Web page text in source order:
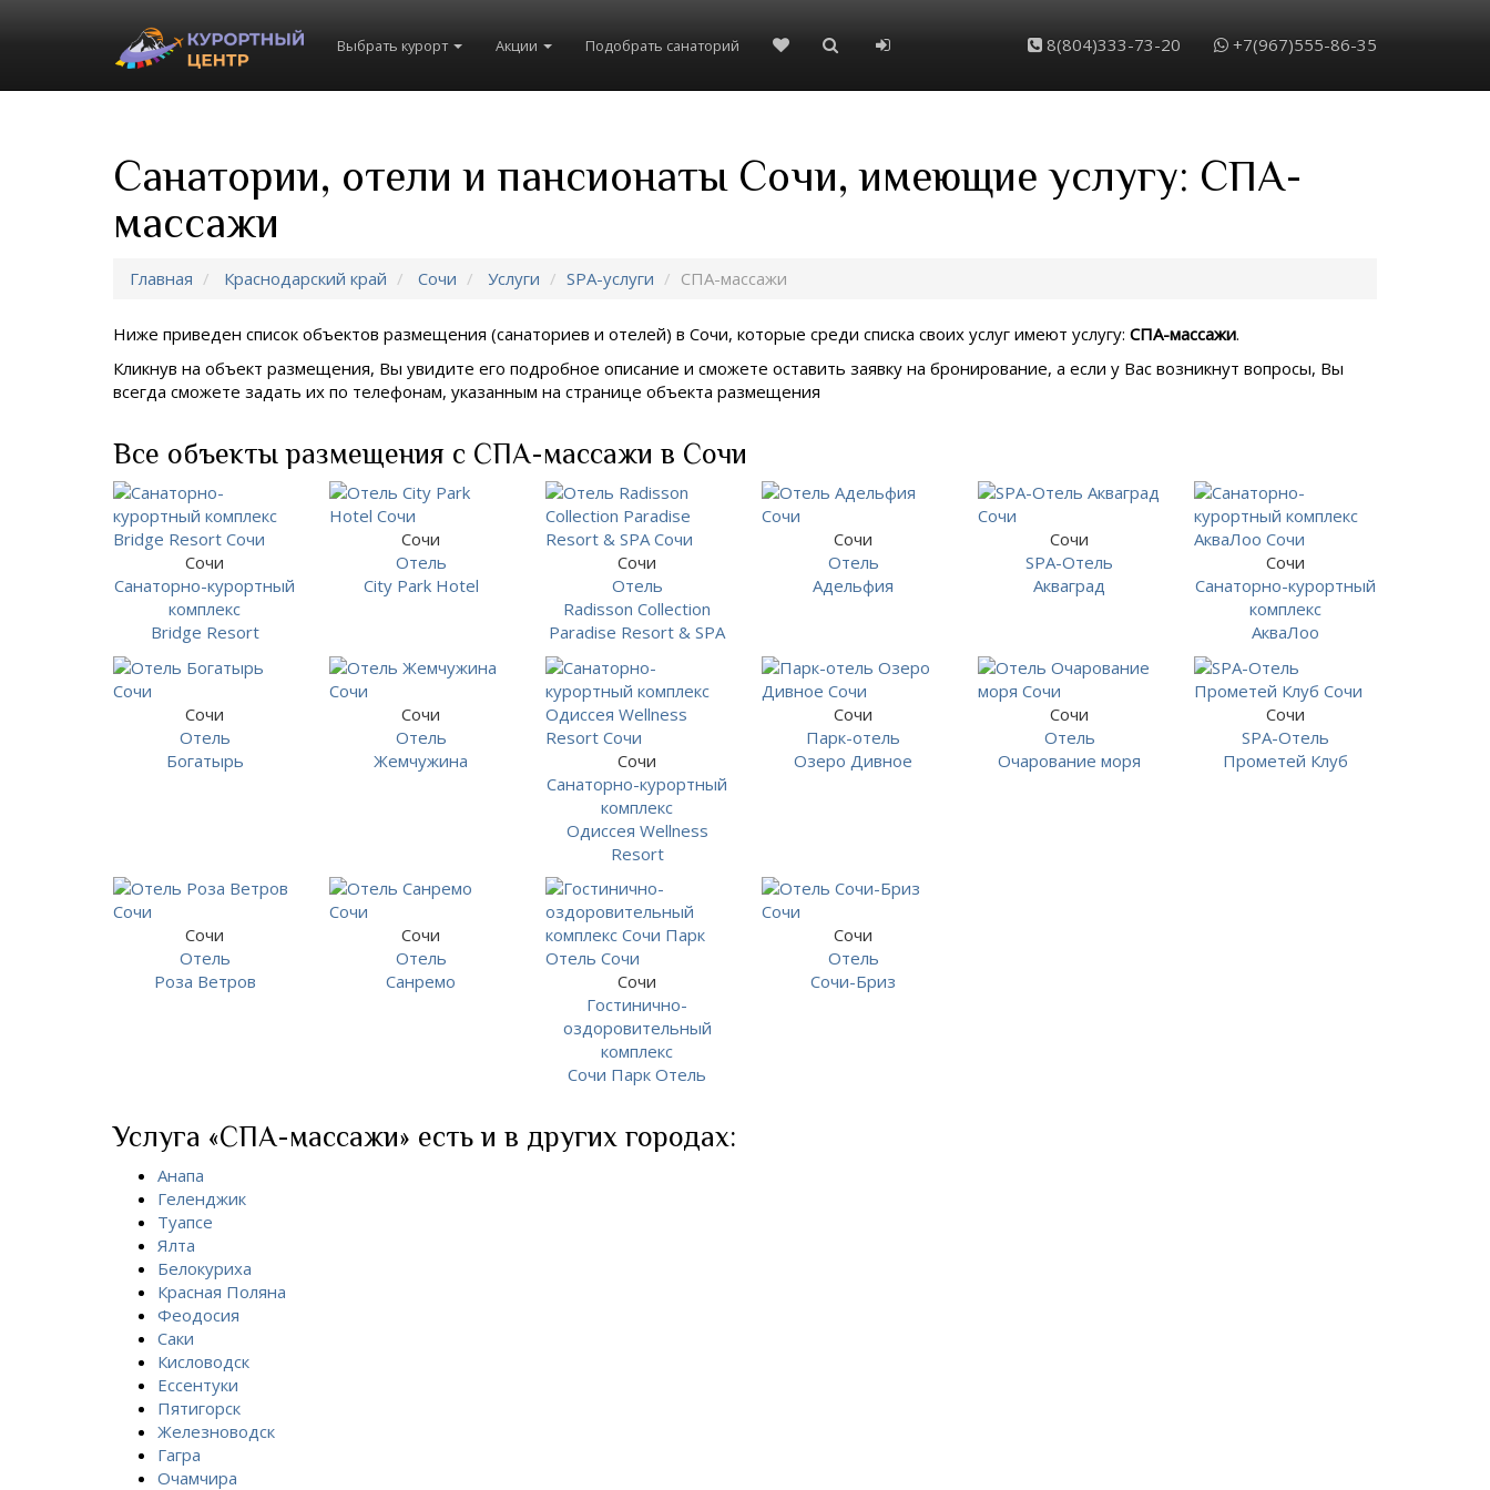
Выбрать курорт Акции Подобрать санаторий 8(804)333-73-20 +7(967)555-86-35
Санатории, отели и пансионаты Сочи, имеющие услугу: СПА-
массажи
Главная Краснодарский край Сочи Услуги SPA-услуги СПА-массажи
Ниже приведен список объектов размещения (санаториев и отелей) в Сочи, которые среди списка своих услуг имеют услугу: СПА-массажи.
Кликнув на объект размещения, Вы увидите его подробное описание и сможете оставить заявку на бронирование, а если у Вас возникнут вопросы, Вы
всегда сможете задать их по телефонам, указанным на странице объекта размещения
Все объекты размещения с СПА-массажи в Сочи
Сочи
Санаторно-курортный
комплекс
Bridge Resort
Сочи
Отель
City Park Hotel
Сочи
Отель
Radisson Collection
Paradise Resort & SPA
Сочи
Отель
Адельфия
Сочи
SPA-Отель
Акваград
Сочи
Санаторно-курортный
комплекс
АкваЛоо
Сочи
Отель
Богатырь
Сочи
Отель
Жемчужина
Сочи
Санаторно-курортный
комплекс
Одиссея Wellness
Resort
Сочи
Парк-отель
Озеро Дивное
Сочи
Отель
Очарование моря
Сочи
SPA-Отель
Прометей Клуб
Сочи
Отель
Роза Ветров
Сочи
Отель
Санремо
Сочи
Гостинично-
оздоровительный
комплекс
Сочи Парк Отель
Сочи
Отель
Сочи-Бриз
Услуга «СПА-массажи» есть и в других городах:
Анапа
Геленджик
Туапсе
Ялта
Белокуриха
Красная Поляна
Феодосия
Саки
Кисловодск
Ессентуки
Пятигорск
Железноводск
Гагра
Очамчира